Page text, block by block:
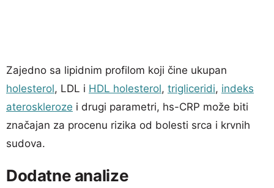
Zajedno sa lipidnim profilom koji čine ukupan
holesterol, LDL i HDL holesterol, trigliceridi, indeks
ateroskleroze i drugi parametri, hs-CRP može biti
značajan za procenu rizika od bolesti srca i krvnih
sudova.
Dodatne analize